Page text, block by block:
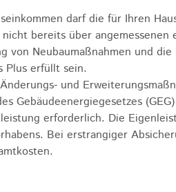
darf die für Ihren
bereits über angemessenen
von Neubaumaßnahmen und
Plus erfüllt sein.
und
Gebäudeenergiegesetzes
erforderlich. Die
Bei erstrangiger